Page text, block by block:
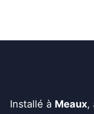
Installé à Meaux,